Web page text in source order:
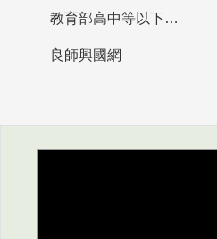
教育部高中等以下學校及幼兒園教師資格檢定考試
良師興國網